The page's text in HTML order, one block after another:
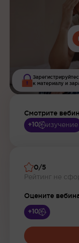
к материалу и
Смотрите
+10 изучение
0/5
Рейтинг не
Оцените
+10